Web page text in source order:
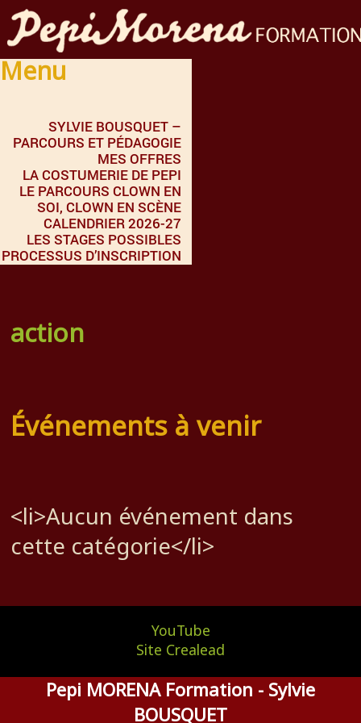
Menu
SYLVIE BOUSQUET –
PARCOURS ET PÉDAGOGIE
MES OFFRES
LA COSTUMERIE DE PEPI
LE PARCOURS CLOWN EN
SOI, CLOWN EN SCÈNE
CALENDRIER 2026-27
LES STAGES POSSIBLES
PROCESSUS D’INSCRIPTION
action
Événements à venir
<li>Aucun événement dans
cette catégorie</li>
YouTube
Site Crealead
Pepi MORENA Formation - Sylvie
BOUSQUET